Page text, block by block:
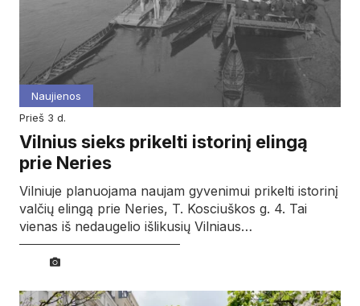
Naujienos
prieš 3 d.
Vilnius sieks prikelti istorinį elingą
prie Neries
Vilniuje planuojama naujam gyvenimui prikelti istorinį
valčių elingą prie Neries, T. Kosciuškos g. 4. Tai
vienas iš nedaugelio išlikusių Vilniaus…